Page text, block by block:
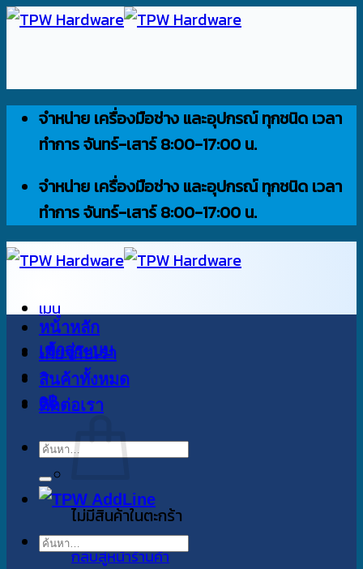
ข้าม
เนื้อหา
จำหน่าย เครื่องมือช่าง และอุปกรณ์ ทุกชนิด เวลา
ทำการ จันทร์-เสาร์ 8:00-17:00 น.
จำหน่าย เครื่องมือช่าง และอุปกรณ์ ทุกชนิด เวลา
ทำการ จันทร์-เสาร์ 8:00-17:00 น.
เมนู
เข้าสู่ระบบ
0฿
ไม่มีสินค้าในตะกร้า
กลับสู่หน้าร้านค้า
หน้าหลัก
เกี่ยวกับเรา
สินค้าทั้งหมด
ติดต่อเรา
ค้นหา:
ค้นหา: